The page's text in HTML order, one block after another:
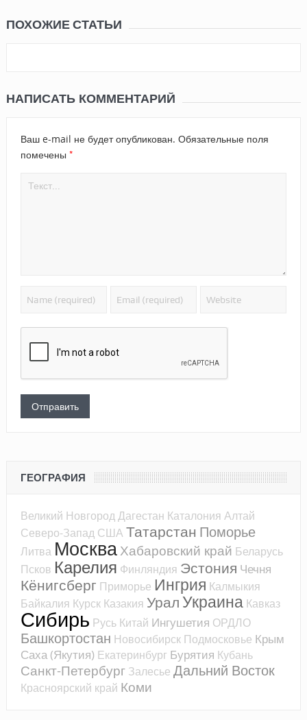
ПОХОЖИЕ СТАТЬИ
НАПИСАТЬ КОММЕНТАРИЙ
Ваш e-mail не будет опубликован. Обязательные поля
помечены *
ГЕОГРАФИЯ
Великий НовгородДагестан Каталония Алтай
Северо-Запад США Татарстан Поморье
Литва Москва Хабаровский край Беларусь
Псков Карелия Финляндия Эстония Чечня
Кёнигсберг Приморье Ингрия Калмыкия
Байкалия Курск Казакия Урал Украина Кавказ
Сибирь Русь Китай Ингушетия ОРДЛО
Башкортостан Новосибирск Подмосковье Крым
Саха (Якутия) Екатеринбург Бурятия Кубань
Санкт-Петербург Залесье Дальний Восток
Красноярский край Коми